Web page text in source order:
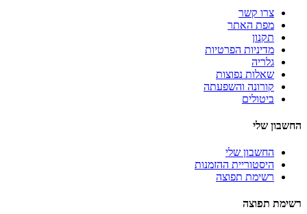
צרו קשר
מפת האתר
תקנון
מדיניות הפרטיות
גלריה
שאלות נפוצות
קורונה והשפעתה
ביטולים
החשבון שלי
החשבון שלי
היסטוריית ההזמנות
רשימת תפוצה
רשימת תפוצה